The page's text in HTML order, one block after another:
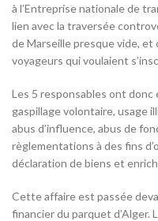
à l’Entreprise nationale de
lien avec la traversée
de Marseille presque vide, et
voyageurs qui voulaient
Les 5 responsables ont
gaspillage volontaire, usage
abus d’influence, abus de
règlementations à des fins
déclaration de biens et
Cette affaire est passée
financier du parquet d’Alger.